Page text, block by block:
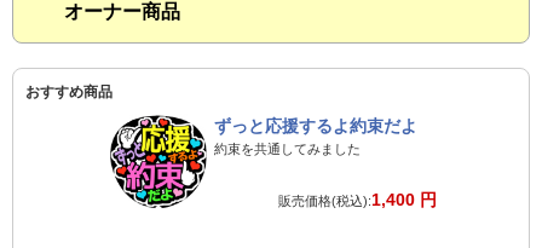
オーナー商品
おすすめ商品
ずっと応援するよ約束だよ
約束を共通してみました
販売価格(税込):1,400 円